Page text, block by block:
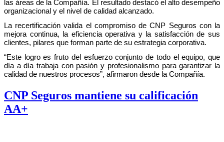
las áreas de la Compañía. El resultado destacó el alto desempeño
organizacional y el nivel de calidad alcanzado.
La recertificación valida el compromiso de CNP Seguros con la
mejora continua, la eficiencia operativa y la satisfacción de sus
clientes, pilares que forman parte de su estrategia corporativa.
“Este logro es fruto del esfuerzo conjunto de todo el equipo, que
día a día trabaja con pasión y profesionalismo para garantizar la
calidad de nuestros procesos”, afirmaron desde la Compañía.
CNP Seguros mantiene su calificación
AA+